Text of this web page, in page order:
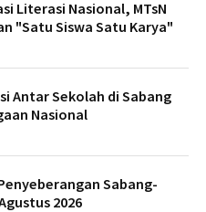
Literasi Nasional, MTsN
"Satu Siswa Satu Karya"
Antar Sekolah di Sabang
Nasional
Sabang-
2026